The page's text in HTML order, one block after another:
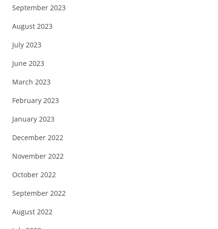
September 2023
August 2023
July 2023
June 2023
March 2023
February 2023
January 2023
December 2022
November 2022
October 2022
September 2022
August 2022